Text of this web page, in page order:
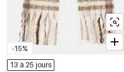
-15%
13 à 25 jours